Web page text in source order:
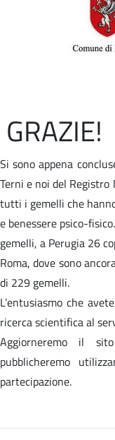
GRAZIE!
Si sono appena
Terni e noi del
tutti i gemelli che
e benessere psico-
gemelli, a Perugia 26
Roma, dove sono
di 229 gemelli.
L’entusiasmo che
ricerca scientifica al
Aggiorneremo il
pubblicheremo
partecipazione.